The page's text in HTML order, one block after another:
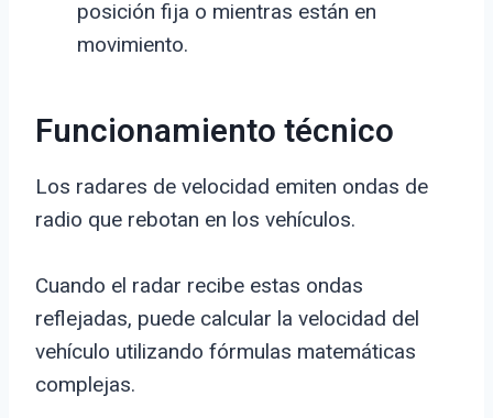
posición fija o mientras están en
movimiento.
Funcionamiento técnico
Los radares de velocidad emiten ondas de
radio que rebotan en los vehículos.
Cuando el radar recibe estas ondas
reflejadas, puede calcular la velocidad del
vehículo utilizando fórmulas matemáticas
complejas.